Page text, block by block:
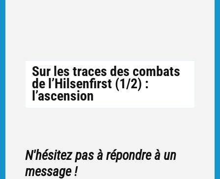
Sur les traces des combats
de l’Hilsenfirst (1/2) :
l’ascension
N'hésitez pas à répondre à un
message !